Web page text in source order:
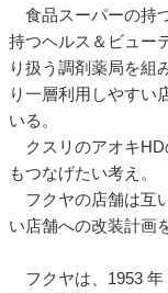
食品スーパーの持
持つヘルス＆ビュー
り扱う調剤薬局を組
り一層利用しやすい
いる。
クスリのアオキHD
もつなげたい考え。
フクヤの店舗は互
い店舗への改装計画
フクヤは、1953 年